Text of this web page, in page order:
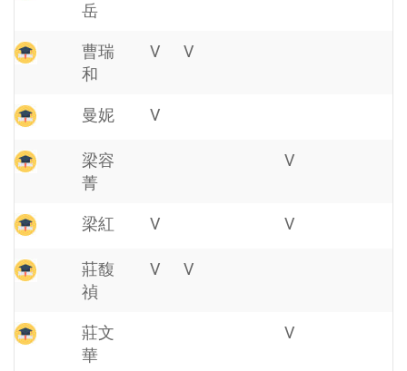
岳
曹瑞
和
V V
曼妮 V
梁容
菁
V
梁紅 V V
莊馥
禎
V V
莊文
華
V